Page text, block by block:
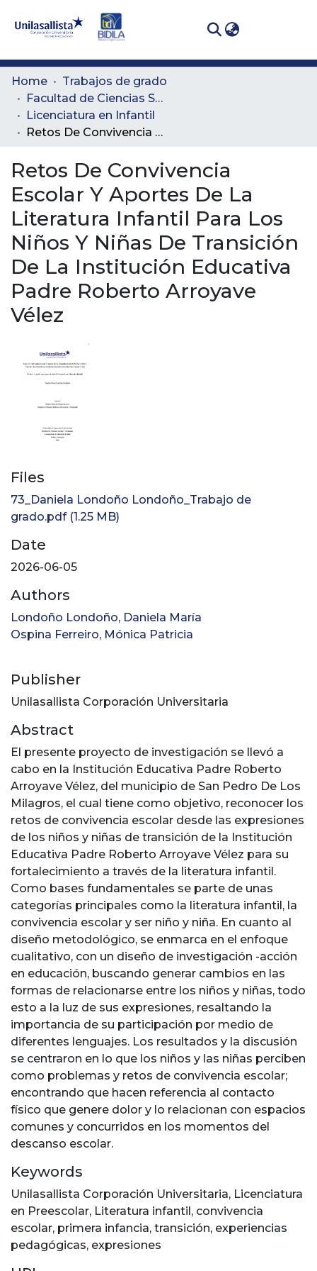
Communities
& Collections
All of DSpace
Statistics
Home
Trabajos de grado
Facultad de Ciencias Sociales y Educación
Licenciatura en Infantil
Retos De Convivencia Escolar Y Aportes De La Literatura Infantil Para Los Niños Y Niñas De Transición De La Institución Educativa Padre Roberto Arroyave Vélez
Retos De Convivencia
Escolar Y Aportes De La
Literatura Infantil Para Los
Niños Y Niñas De Transición
De La Institución Educativa
Padre Roberto Arroyave
Vélez
Files
73_Daniela Londoño Londoño_Trabajo de
grado.pdf(1.25 MB)
Date
2026-06-05
Authors
Londoño Londoño, Daniela María
Ospina Ferreiro, Mónica Patricia
Publisher
Unilasallista Corporación Universitaria
Abstract
El presente proyecto de investigación se llevó a
cabo en la Institución Educativa Padre Roberto
Arroyave Vélez, del municipio de San Pedro De Los
Milagros, el cual tiene como objetivo, reconocer los
retos de convivencia escolar desde las expresiones
de los niños y niñas de transición de la Institución
Educativa Padre Roberto Arroyave Vélez para su
fortalecimiento a través de la literatura infantil.
Como bases fundamentales se parte de unas
categorías principales como la literatura infantil, la
convivencia escolar y ser niño y niña. En cuanto al
diseño metodológico, se enmarca en el enfoque
cualitativo, con un diseño de investigación -acción
en educación, buscando generar cambios en las
formas de relacionarse entre los niños y niñas, todo
esto a la luz de sus expresiones, resaltando la
importancia de su participación por medio de
diferentes lenguajes. Los resultados y la discusión
se centraron en lo que los niños y las niñas perciben
como problemas y retos de convivencia escolar;
encontrando que hacen referencia al contacto
físico que genere dolor y lo relacionan con espacios
comunes y concurridos en los momentos del
descanso escolar.
Keywords
Unilasallista Corporación Universitaria, Licenciatura
en Preescolar, Literatura infantil, convivencia
escolar, primera infancia, transición, experiencias
pedagógicas, expresiones